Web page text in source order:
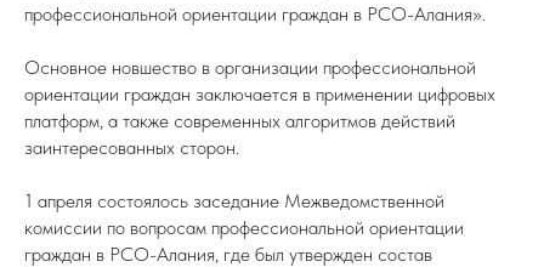
профессиональной ориентации граждан в РСО-Алания».
Основное новшество в организации профессиональной
ориентации граждан заключается в применении цифровых
платформ, а также современных алгоритмов действий
заинтересованных сторон.
1 апреля состоялось заседание Межведомственной
комиссии по вопросам профессиональной ориентации
граждан в РСО-Алания, где был утвержден состав